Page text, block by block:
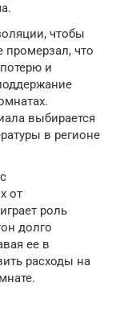
чтобы
промерзал, что
и
выбирается
в регионе
от
роль
долго
ее в
расходы на